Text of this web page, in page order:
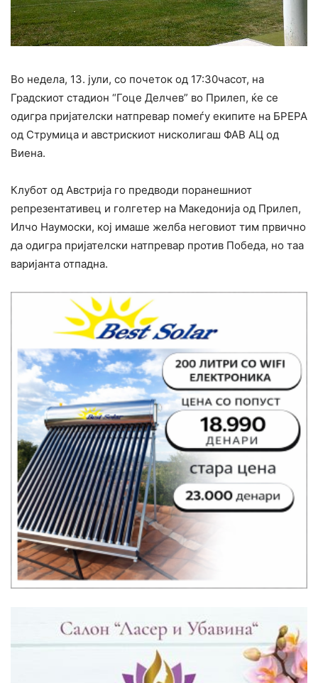
Во недела, 13. јули, со почеток од 17:30часот, на
Градскиот стадион “Гоце Делчев” во Прилеп, ќе се
одигра пријателски натпревар помеѓу екипите на БРЕРА
од Струмица и австрискиот нисколигаш ФАВ АЦ од
Виена.
Клубот од Австрија го предводи поранешниот
репрезентативец и голгетер на Македонија од Прилеп,
Илчо Наумоски, кој имаше желба неговиот тим првично
да одигра пријателски натпревар против Победа, но таа
варијанта отпадна.